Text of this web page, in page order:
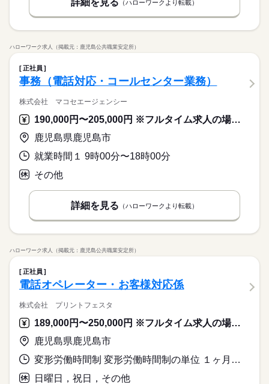
詳細を見る （ハローワークより転載）
ハローワーク求人（掲載元：鹿児島公共職業安定所）
正社員
事務（電話対応・コールセンター業務）
株式会社 マコセエージェンシー
190,000円〜205,000円 ※フルタイム求人の場合は月額（換算額）、パート求人の場合は時間額を表示しています。
鹿児島県鹿児島市
就業時間１ 9時00分〜18時00分
その他
詳細を見る （ハローワークより転載）
ハローワーク求人（掲載元：鹿児島公共職業安定所）
正社員
電話オペレーター・お客様対応係
株式会社 プリントフェスタ
189,000円〜250,000円 ※フルタイム求人の場合は月額（換算額）、パート求人の場合は時間額を表示しています。
鹿児島県鹿児島市
変形労働時間制 変形労働時間制の単位 １ヶ月単位 就業時間１ 8時30分〜17時30分 就業時間２ 8時30分〜12時00分 就業時間に関する特記事項 ＊（２）第１・第３土曜日（休憩時間なし）
日曜日，祝日，その他